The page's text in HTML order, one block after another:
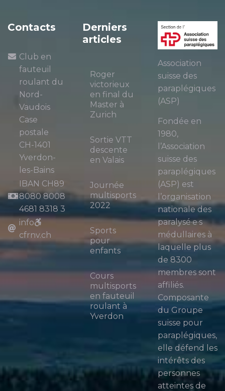
Contacts
Club en
fauteuil
roulant du
Nord-
Vaudois
Case
postale
CH-1401
Yverdon-
les-Bains
IBAN CH89
8080 8008
4681 8318 3
info
cfrnv.ch
Derniers
articles
Roger
victorieux
en final du
Master à
Zurich
Sortie VTT
descente
en Valais
Journée
multisports
2022
Sports
pour
enfants
Cours
multisports
en fauteuil
roulant à
Yverdon
Association
suisse des
paraplégiques
(ASP)
Fondée en
1980,
l’Association
suisse des
paraplégiques
(ASP) est
l’organisation
nationale des
paralysé·e·s
médullaires à
laquelle plus
de 8300
membres sont
affiliés.
Composante
du Groupe
suisse pour
paraplégiques,
elle défend les
intérêts des
personnes
atteintes de